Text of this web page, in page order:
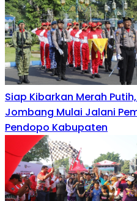
Siap Kibarkan Merah
Jombang Mulai Jalani
Pendopo Kabupaten